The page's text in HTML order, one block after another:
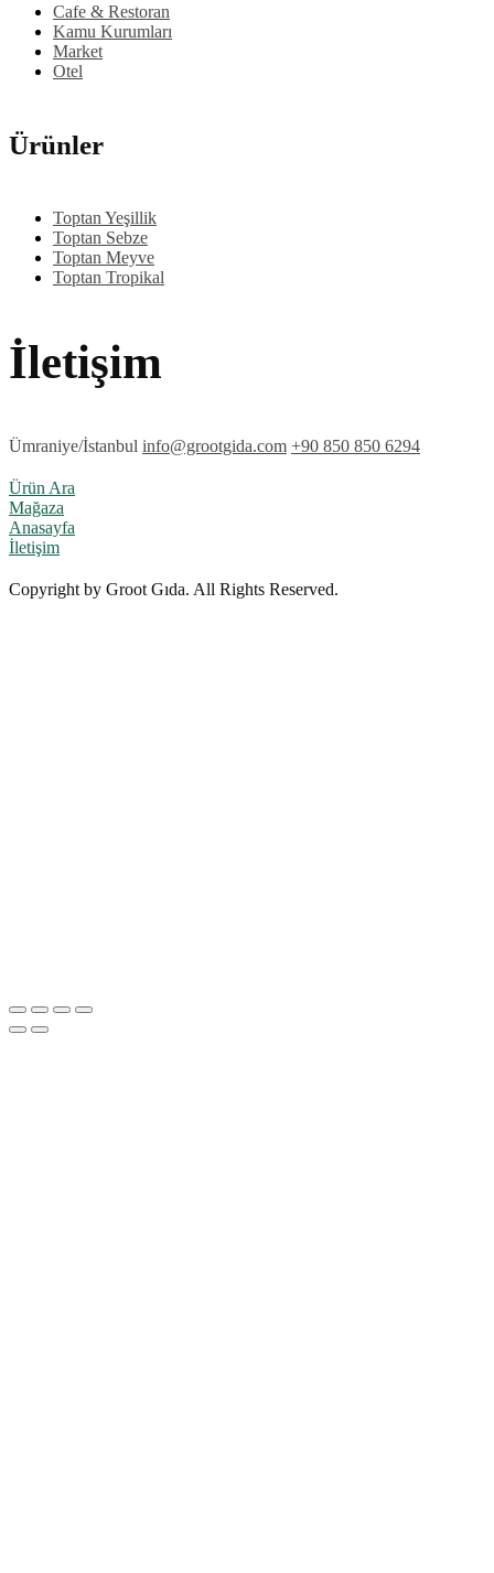
Cafe & Restoran
Kamu Kurumları
Market
Otel
Ürünler
Toptan Yeşillik
Toptan Sebze
Toptan Meyve
Toptan Tropikal
İletişim
Ümraniye/İstanbul info@grootgida.com +90 850 850 6294
Ürün Ara
Mağaza
Anasayfa
İletişim
Copyright by Groot Gıda. All Rights Reserved.